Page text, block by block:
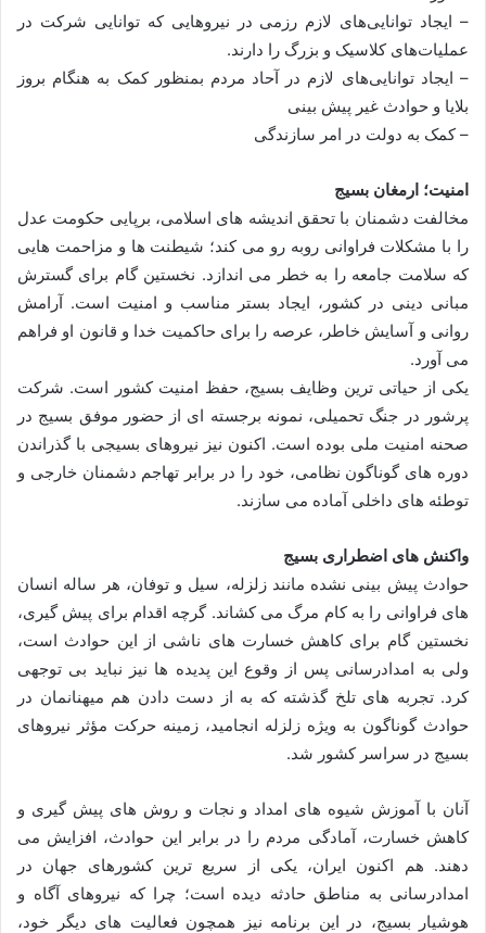
– ایجاد توانایی‌های لازم رزمی در نیروهایی که توانایی شرکت در
عملیات‌های کلاسیک و بزرگ را دارند.
– ایجاد توانایی‌های لازم در آحاد مردم بمنظور کمک به هنگام بروز
بلایا و حوادث غیر پیش بینی
– کمک به دولت در امر سازندگی
امنیت؛ ارمغان بسیج
مخالفت دشمنان با تحقق اندیشه های اسلامی، برپایی حکومت عدل
را با مشکلات فراوانی روبه رو می کند؛ شیطنت ها و مزاحمت هایی
که سلامت جامعه را به خطر می اندازد. نخستین گام برای گسترش
مبانی دینی در کشور، ایجاد بستر مناسب و امنیت است. آرامش
روانی و آسایش خاطر، عرصه را برای حاکمیت خدا و قانون او فراهم
می آورد.
یکی از حیاتی ترین وظایف بسیج، حفظ امنیت کشور است. شرکت
پرشور در جنگ تحمیلی، نمونه برجسته ای از حضور موفق بسیج در
صحنه امنیت ملی بوده است. اکنون نیز نیروهای بسیجی با گذراندن
دوره های گوناگون نظامی، خود را در برابر تهاجم دشمنان خارجی و
توطئه های داخلی آماده می سازند.
واکنش های اضطراری بسیج
حوادث پیش بینی نشده مانند زلزله، سیل و توفان، هر ساله انسان
های فراوانی را به کام مرگ می کشاند. گرچه اقدام برای پیش گیری،
نخستین گام برای کاهش خسارت های ناشی از این حوادث است،
ولی به امدادرسانی پس از وقوع این پدیده ها نیز نباید بی توجهی
کرد. تجربه های تلخ گذشته که به از دست دادن هم میهنانمان در
حوادث گوناگون به ویژه زلزله انجامید، زمینه حرکت مؤثر نیروهای
بسیج در سراسر کشور شد.
آنان با آموزش شیوه های امداد و نجات و روش های پیش گیری و
کاهش خسارت، آمادگی مردم را در برابر این حوادث، افزایش می
دهند. هم اکنون ایران، یکی از سریع ترین کشورهای جهان در
امدادرسانی به مناطق حادثه دیده است؛ چرا که نیروهای آگاه و
هوشیار بسیج، در این برنامه نیز همچون فعالیت های دیگر خود،